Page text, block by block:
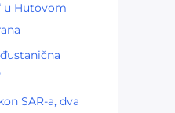
u Hutovom
SAR-a, dva